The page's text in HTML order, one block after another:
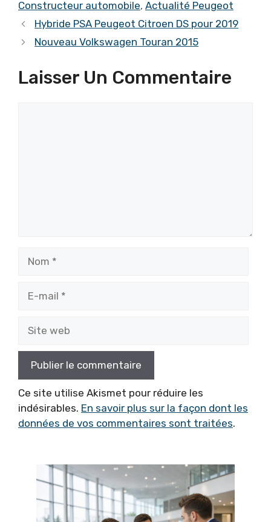
Constructeur automobile, Actualité Peugeot
Hybride PSA Peugeot Citroen DS pour 2019
Nouveau Volkswagen Touran 2015
Laisser Un Commentaire
mail
web
Ce site utilise Akismet pour réduire les
indésirables. En savoir plus sur la façon dont les
données de vos commentaires sont traitées.